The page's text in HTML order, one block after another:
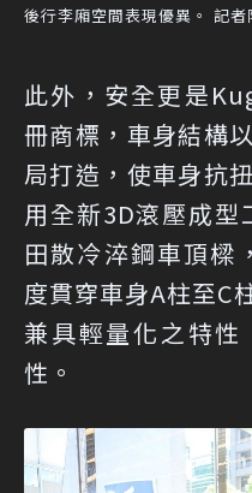
後行李廂空間表現優異。 記
此外，安全更是
冊商標，車身結構
局打造，使車身抗
用全新3D滾壓成
田散冷淬鋼車頂樑
度貫穿車身A柱至C
兼具輕量化之特
性。